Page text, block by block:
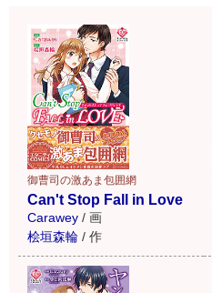
御曹司の激あま包囲網
Can't Stop Fall in Love
Carawey / 画
桧垣森輪 / 作